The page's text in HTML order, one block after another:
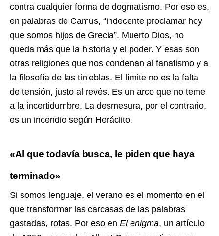
contra cualquier forma de dogmatismo. Por eso es,
en palabras de Camus, “indecente proclamar hoy
que somos hijos de Grecia”. Muerto Dios, no
queda más que la historia y el poder. Y esas son
otras religiones que nos condenan al fanatismo y a
la filosofía de las tinieblas. El límite no es la falta
de tensión, justo al revés. Es un arco que no teme
a la incertidumbre. La desmesura, por el contrario,
es un incendio según Heráclito.
«Al que todavía busca, le piden que haya
terminado»
Si somos lenguaje, el verano es el momento en el
que transformar las carcasas de las palabras
gastadas, rotas. Por eso en El enigma, un artículo